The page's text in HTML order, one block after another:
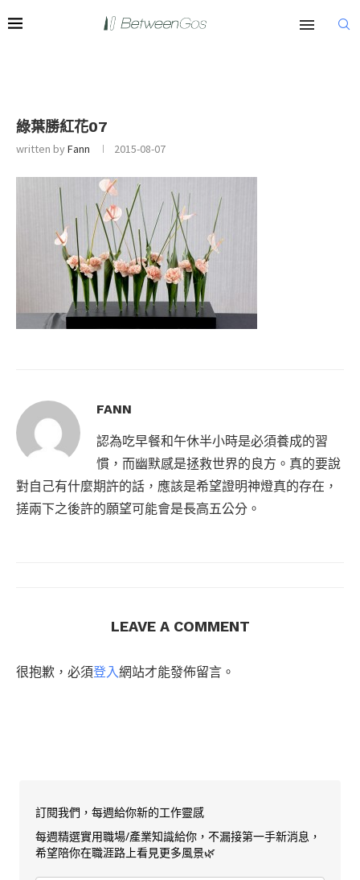
綠葉勝紅花07
written byFann 2015-08-07
FANN
認為吃早餐和午休半小時是必須養成的習
慣，而幽默感是拯救世界的良方。真的要說
對自己有什麼期許的話，應該是希望證明神燈真的存在，
搓兩下之後許的願望可能會是長高五公分。
LEAVE A COMMENT
很抱歉，必須登入網站才能發佈留言。
訂閱我們，每週給你新的工作靈感
每週精選實用職場/產業知識給你，不漏接第一手新消息，
希望陪你在職涯路上看見更多風景🌿